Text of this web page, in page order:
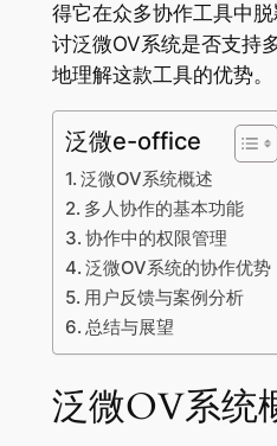
得它在众多协作工具中
讨泛微OV系统是否支持
地理解这款工具的优势。
泛微e-office
泛微OV系统概述
多人协作的基本功能
协作中的权限管理
泛微OV系统的协作优势
用户反馈与案例分析
总结与展望
泛微OV系统